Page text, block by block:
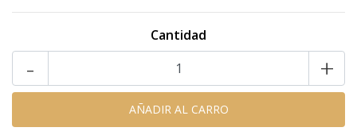
Cantidad
+
-